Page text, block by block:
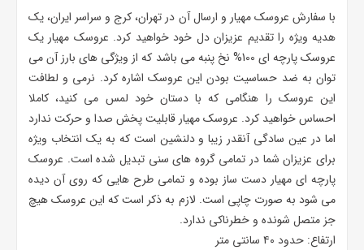
با سفارش عروسک مهیار و ارسال آن در تهران، کرج و سراسر ایران، یک
هدیه ویژه را تقدیم عزیزان دل خود خواهید کرد. عروسک مهیار یک
عروسک پارچه ای 100% نخ پنبه می باشد که از ویژگی های بارز آن می
توان به ضد حساسیت بودن این عروسک اشاره کرد. نرمی و لطافت
این عروسک را هنگامی که با دستان خود لمس می کنید، کاملا
احساس خواهید کرد. عروسک مهیار قابلیت پخش صدا و حرکت ندارد
اما در عین سادگی آنقدر زیبا و دلنشین است که به یک انتخاب ویژه
برای عزیزان شما در تمامی گروه های سنی تبدیل شده است. عروسک
پارچه ای مهیار دست ساز بوده و تمامی طرح هایی که روی آن دیده
می شود به صورت چاپی است. لازم به ذکر است که این عروسک هیچ
جز متصل شونده و خطرناکی ندارد.
ارتفاع: حدود ۴۰ سانتی متر